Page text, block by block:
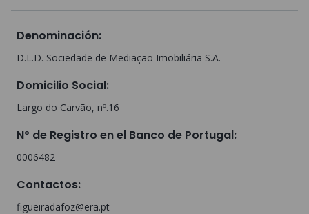
Denominación:
D.L.D. Sociedade de Mediação Imobiliária S.A.
Domicilio Social:
Largo do Carvão, nº.16
Nº de Registro en el Banco de Portugal:
0006482
Contactos:
figueiradafoz@era.pt